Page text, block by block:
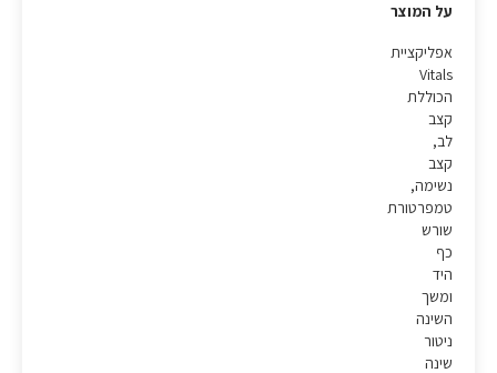
על המוצר
אפליקציית
Vitals
הכוללת
קצב
לב,
קצב
נשימה,
טמפרטורת
שורש
כף
היד
ומשך
השינה
ניטור
שינה